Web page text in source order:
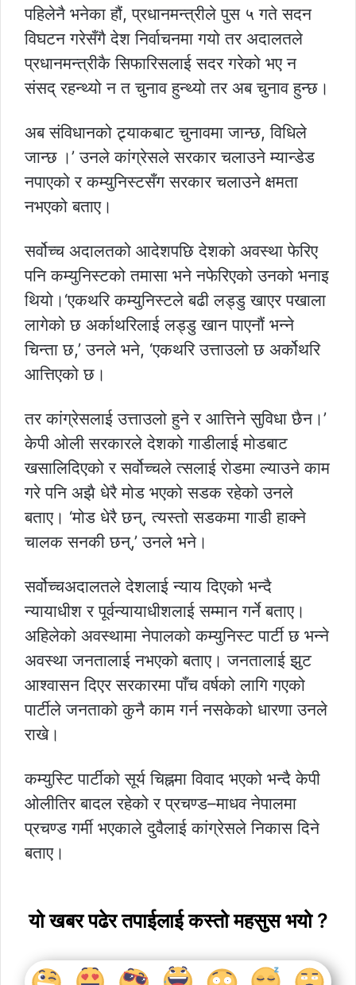
पहिलेनै भनेका हौं, प्रधानमन्त्रीले पुस ५ गते सदन
विघटन गरेसँगै देश निर्वाचनमा गयो तर अदालतले
प्रधानमन्त्रीकै सिफारिसलाई सदर गरेको भए न
संसद् रहन्थ्यो न त चुनाव हुन्थ्यो तर अब चुनाव हुन्छ।
अब संविधानको ट्र्याकबाट चुनावमा जान्छ, विधिले
जान्छ ।’ उनले कांग्रेसले सरकार चलाउने म्यान्डेड
नपाएको र कम्युनिस्टसँग सरकार चलाउने क्षमता
नभएको बताए।
सर्वोच्च अदालतको आदेशपछि देशको अवस्था फेरिए
पनि कम्युनिस्टको तमासा भने नफेरिएको उनको भनाइ
थियो।‘एकथरि कम्युनिस्टले बढी लड्डु खाएर पखाला
लागेको छ अर्काथरिलाई लड्डु खान पाएनौं भन्ने
चिन्ता छ,’ उनले भने, ‘एकथरि उत्ताउलो छ अर्कोथरि
आत्तिएको छ।
तर कांग्रेसलाई उत्ताउलो हुने र आत्तिने सुविधा छैन।’
केपी ओली सरकारले देशको गाडीलाई मोडबाट
खसालिदिएको र सर्वोच्चले त्सलाई रोडमा ल्याउने काम
गरे पनि अझै धेरै मोड भएको सडक रहेको उनले
बताए। ‘मोड धेरै छन्, त्यस्तो सडकमा गाडी हाक्ने
चालक सनकी छन्,’ उनले भने।
सर्वोच्चअदालतले देशलाई न्याय दिएको भन्दै
न्यायाधीश र पूर्वन्यायाधीशलाई सम्मान गर्ने बताए।
अहिलेको अवस्थामा नेपालको कम्युनिस्ट पार्टी छ भन्ने
अवस्था जनतालाई नभएको बताए। जनतालाई झुट
आश्वासन दिएर सरकारमा पाँच वर्षको लागि गएको
पार्टीले जनताको कुनै काम गर्न नसकेको धारणा उनले
राखे।
कम्युस्टि पार्टीको सूर्य चिह्नमा विवाद भएको भन्दै केपी
ओलीतिर बादल रहेको र प्रचण्ड–माधव नेपालमा
प्रचण्ड गर्मी भएकाले दुवैलाई कांग्रेसले निकास दिने
बताए।
यो खबर पढेर तपाईलाई कस्तो महसुस भयो ?